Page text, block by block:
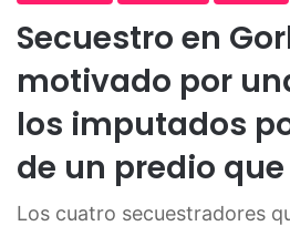
Secuestro en
motivado por
los imputados
de un predio
Los cuatro secuestradores